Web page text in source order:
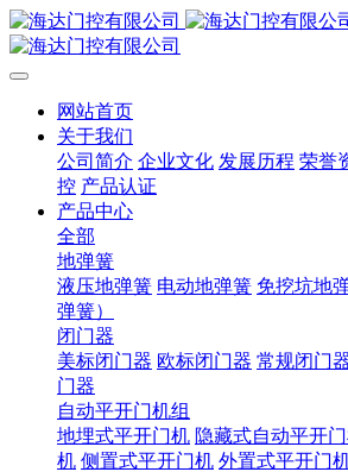
网站首页
关于我们
公司简介 企业文化 发展历程 荣誉
控 产品认证
产品中心
全部
地弹簧
液压地弹簧 电动地弹簧 免挖坑地
弹簧）
闭门器
美标闭门器 欧标闭门器 常规闭门
门器
自动平开门机组
地埋式平开门机 隐藏式自动平开
机 侧置式平开门机 外置式平开门